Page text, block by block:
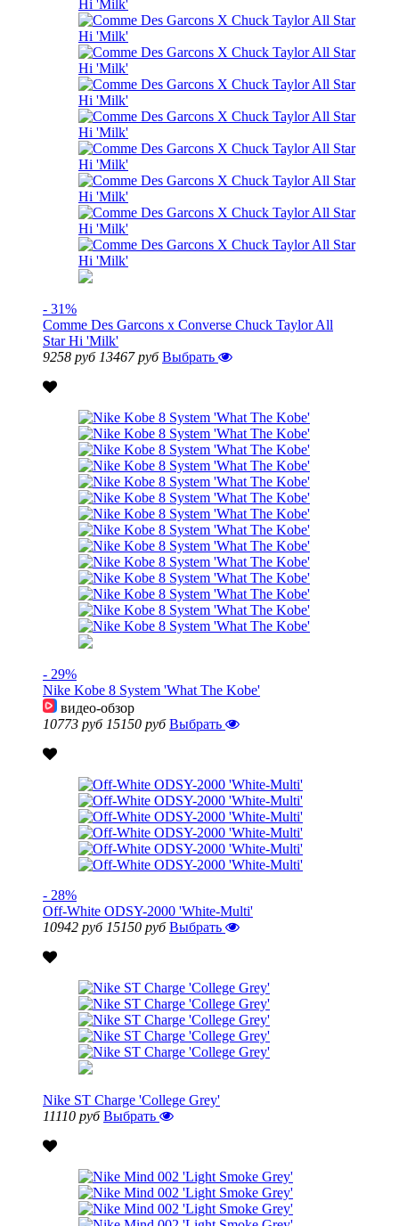
- 31%
Comme Des Garcons x Converse Chuck Taylor All
Star Hi 'Milk'
9258 руб 13467 руб Выбрать
- 29%
Nike Kobe 8 System 'What The Kobe'
видео-обзор
10773 руб 15150 руб Выбрать
- 28%
Off-White ODSY-2000 'White-Multi'
10942 руб 15150 руб Выбрать
Nike ST Charge 'College Grey'
11110 руб Выбрать